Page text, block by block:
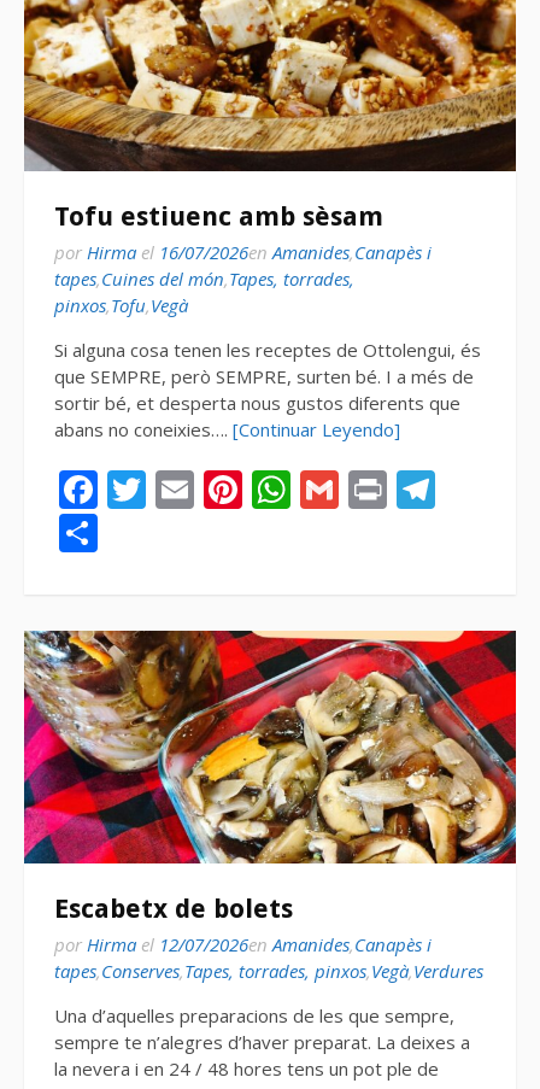
Tofu estiuenc amb sèsam
por Hirma el 16/07/2026enAmanides,Canapès i
tapes,Cuines del món,Tapes, torrades,
pinxos,Tofu,Vegà
Si alguna cosa tenen les receptes de Ottolengui, és
que SEMPRE, però SEMPRE, surten bé. I a més de
sortir bé, et desperta nous gustos diferents que
abans no coneixies…. [Continuar Leyendo]
Facebook
Twitter
EmailPinterest
WhatsApp
Gmail
Print
Escabetx de bolets
por Hirma el 12/07/2026enAmanides,Canapès i
tapes,Conserves,Tapes, torrades, pinxos,Vegà,Verdures
Una d’aquelles preparacions de les que sempre,
sempre te n’alegres d’haver preparat. La deixes a
la nevera i en 24 / 48 hores tens un pot ple de